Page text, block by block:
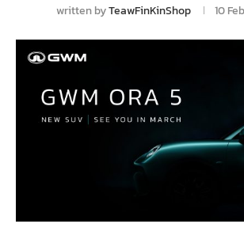
written byTeawFinKinShop 10